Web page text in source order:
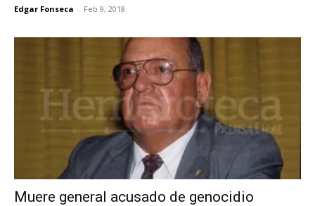
Edgar Fonseca - Feb 9, 2018
Muere general acusado de genocidio